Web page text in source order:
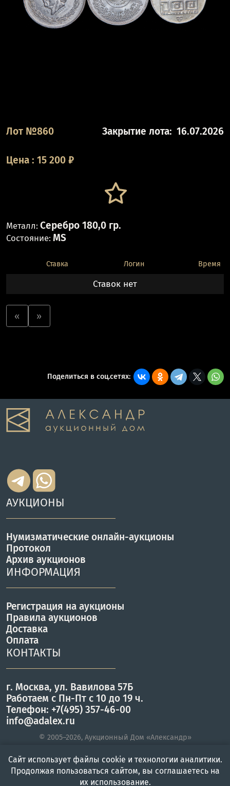
Лот №860 Закрытие лота: 16.07.2026
Цена : 15 200 ₽
Металл: Серебро 180,0 гр.
Состояние: MS
Ставка Логин Время
Ставок нет
« »
Поделиться в соц.сетях:
АУКЦИОНЫ
Нумизматические онлайн-аукционы
Протокол
Архив аукционов
ИНФОРМАЦИЯ
Регистрация на аукционы
Правила аукционов
Доставка
Оплата
КОНТАКТЫ
г. Москва, ул. Вавилова 57Б
Работаем с Пн-Пт с 10 до 19 ч.
Телефон: +7(495) 357-46-00
info@adalex.ru
© 2005–2026, Аукционный Дом «Александр»
Сайт использует файлы cookie и технологии аналитики.
Продолжая пользоваться сайтом, вы соглашаетесь на
их использование.
Главная Войти Меню